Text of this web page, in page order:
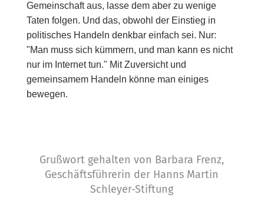
Gemeinschaft aus, lasse dem aber zu wenige
Taten folgen. Und das, obwohl der Einstieg in
politisches Handeln denkbar einfach sei. Nur:
"Man muss sich kümmern, und man kann es nicht
nur im Internet tun." Mit Zuversicht und
gemeinsamem Handeln könne man einiges
bewegen.
Grußwort gehalten von Barbara Frenz,
Geschäftsführerin der Hanns Martin
Schleyer-Stiftung